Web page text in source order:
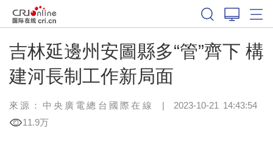
吉林延邊州安圖縣多“管”齊下 構
建河長制工作新局面
來源：中央廣電總台國際在線 | 2023-10-21 14:43:54
11.9万